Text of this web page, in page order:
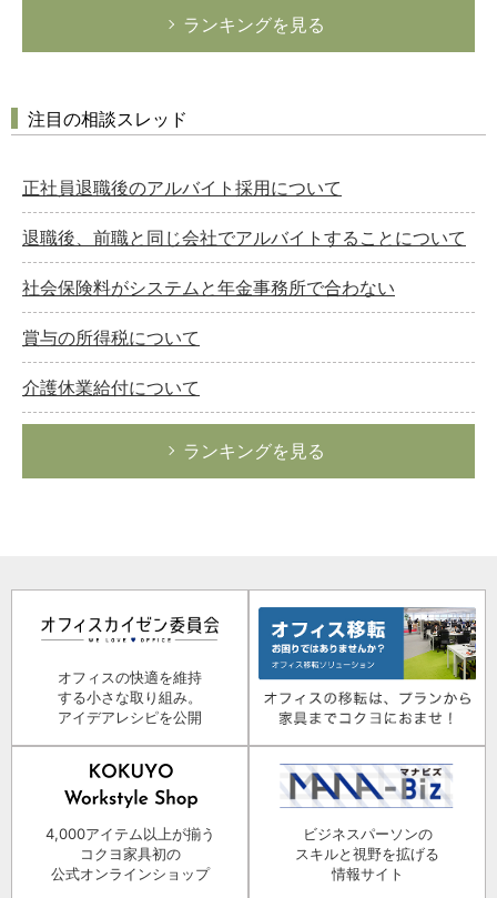
ランキングを見る
注目の相談スレッド
正社員退職後のアルバイト採用について
退職後、前職と同じ会社でアルバイトすることについて
社会保険料がシステムと年金事務所で合わない
賞与の所得税について
介護休業給付について
ランキングを見る
オフィスの快適を維持
する小さな取り組み。
アイデアレシピを公開
4,000アイテム以上が揃う
コクヨ家具初の
公式オンラインショップ
ビジネスパーソンの
スキルと視野を拡げる
情報サイト